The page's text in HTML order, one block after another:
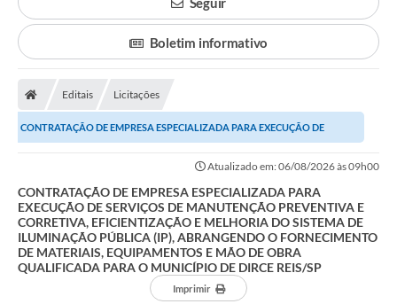
Legislação
A Prefeitura
Secretarias
Editais
Diário Oficial
Ouvidoria
E-Sic
Boletim informativo
Editais Licitações
CONTRATAÇÃO DE EMPRESA ESPECIALIZADA PARA EXECUÇÃO DE
Atualizado em: 06/08/2026 às 09h00
CONTRATAÇÃO DE EMPRESA ESPECIALIZADA PARA
EXECUÇÃO DE SERVIÇOS DE MANUTENÇÃO PREVENTIVA E
CORRETIVA, EFICIENTIZAÇÃO E MELHORIA DO SISTEMA DE
ILUMINAÇÃO PÚBLICA (IP), ABRANGENDO O FORNECIMENTO
DE MATERIAIS, EQUIPAMENTOS E MÃO DE OBRA
QUALIFICADA PARA O MUNICÍPIO DE DIRCE REIS/SP
Imprimir